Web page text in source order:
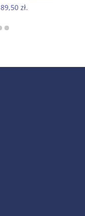
wynosiła:
89,50 zł.